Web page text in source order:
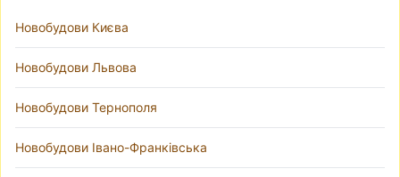
Новобудови Києва
Новобудови Львова
Новобудови Тернополя
Новобудови Івано-Франківська